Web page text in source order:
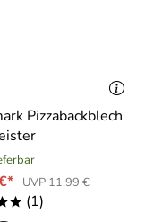
Pizzabackblech
UVP 11,99 €
(1)